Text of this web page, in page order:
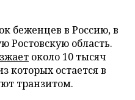
беженцев в Россию, в
Ростовскую область.
около 10 тысяч
которых остается в
транзитом.